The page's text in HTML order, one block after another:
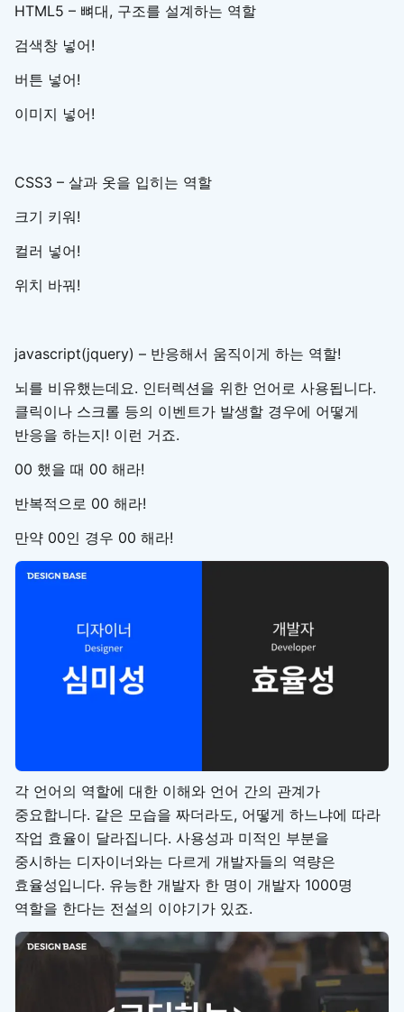
HTML5 – 뼈대, 구조를 설계하는 역할
검색창 넣어!
버튼 넣어!
이미지 넣어!
CSS3 – 살과 옷을 입히는 역할
크기 키워!
컬러 넣어!
위치 바꿔!
javascript(jquery) – 반응해서 움직이게 하는 역할!
뇌를 비유했는데요. 인터렉션을 위한 언어로 사용됩니다.
클릭이나 스크롤 등의 이벤트가 발생할 경우에 어떻게
반응을 하는지! 이런 거죠.
00 했을 때 00 해라!
반복적으로 00 해라!
만약 00인 경우 00 해라!
각 언어의 역할에 대한 이해와 언어 간의 관계가
중요합니다. 같은 모습을 짜더라도, 어떻게 하느냐에 따라
작업 효율이 달라집니다. 사용성과 미적인 부분을
중시하는 디자이너와는 다르게 개발자들의 역량은
효율성입니다. 유능한 개발자 한 명이 개발자 1000명
역할을 한다는 전설의 이야기가 있죠.​